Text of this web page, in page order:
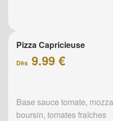
Pizza Capricieuse
Dès 9.99 €
Base sauce tomate,
boursin, tomates fraîches